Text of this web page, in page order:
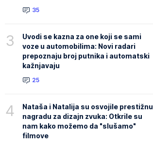
35
3
Uvodi se kazna za one koji se sami
voze u automobilima: Novi radari
prepoznaju broj putnika i automatski
kažnjavaju
25
4
Nataša i Natalija su osvojile prestižnu
nagradu za dizajn zvuka: Otkrile su
nam kako možemo da "slušamo"
filmove